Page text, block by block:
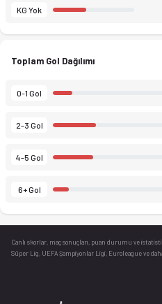
KG Yok
Toplam Gol Dağılımı
0-1 Gol
2-3 Gol
4-5 Gol
6+ Gol
Canlı skorlar , maç sonuçları, puan durumu ve
Süper Lig, UEFA Şampiyonlar Ligi, Euroleague ve